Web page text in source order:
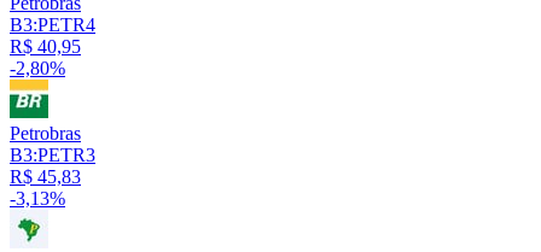
B3:PETR4
R$ 40,95
-2,80%
Petrobras
B3:PETR3
R$ 45,83
-3,13%